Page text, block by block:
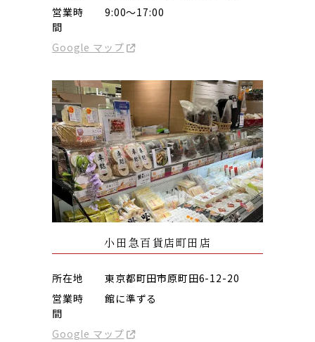
営業時
間
9:00～17:00
Google マップ
小田急百貨店町田店
所在地
東京都町田市原町田6-12-20
営業時
間
館に準ずる
Google マップ